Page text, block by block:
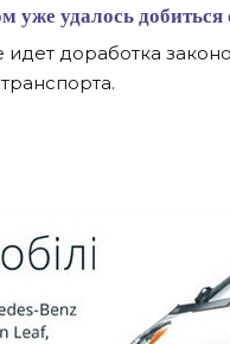
уже удалось
доработка